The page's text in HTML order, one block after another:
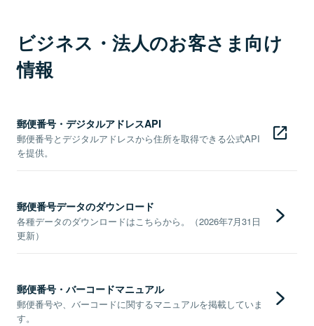
ビジネス・法人のお客さま向け
情報
郵便番号・デジタルアドレスAPI
郵便番号とデジタルアドレスから住所を取得できる公式API
を提供。
郵便番号データのダウンロード
各種データのダウンロードはこちらから。（2026年7月31日
更新）
郵便番号・バーコードマニュアル
郵便番号や、バーコードに関するマニュアルを掲載していま
す。